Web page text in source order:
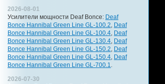
2026-08-01
Усилители мощности Deaf Bonce: Deaf
Bonce Hannibal Green Line GL-100.2, Deaf
Bonce Hannibal Green Line GL-100.4, Deaf
Bonce Hannibal Green Line GL-130.4, Deaf
Bonce Hannibal Green Line GL-150.2, Deaf
Bonce Hannibal Green Line GL-150.4, Deaf
Bonce Hannibal Green Line GL-700.1.
2026-07-30